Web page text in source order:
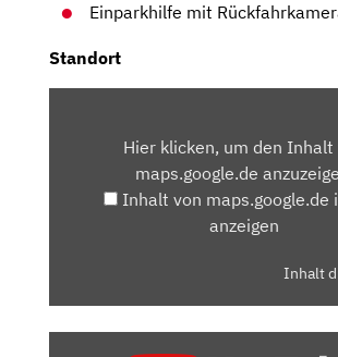
Einparkhilfe mit
Standort
MAPS.GOOGLE.DEHier klicken, um den Inhalt
maps.google.de
Inhalt von maps.google.de
anzeigen
Inhalt